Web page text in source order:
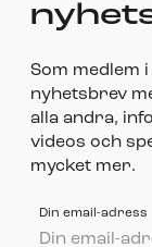
Som medlem
nyhetsbrev
alla andra,
videos och
mycket mer.
Din email-adress